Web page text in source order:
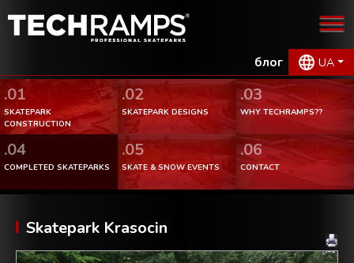
блог UA
.01
SKATEPARK
CONSTRUCTION
.02
SKATEPARK DESIGNS
.03
WHY TECHRAMPS??
.04
COMPLETED SKATEPARKS
.05
SKATE & SNOW EVENTS
.06
CONTACT
Skatepark Krasocin